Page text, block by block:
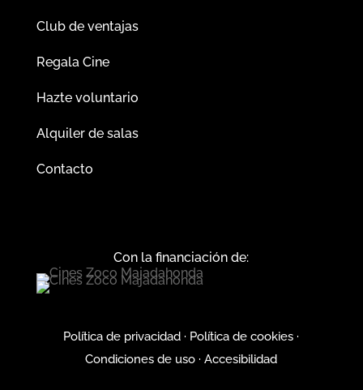
Club de ventajas
Regala Cine
Hazte voluntario
Alquiler de salas
Contacto
Con la financiación de:
Política de privacidad · Política de cookies ·
Condiciones de uso ·Accesibilidad